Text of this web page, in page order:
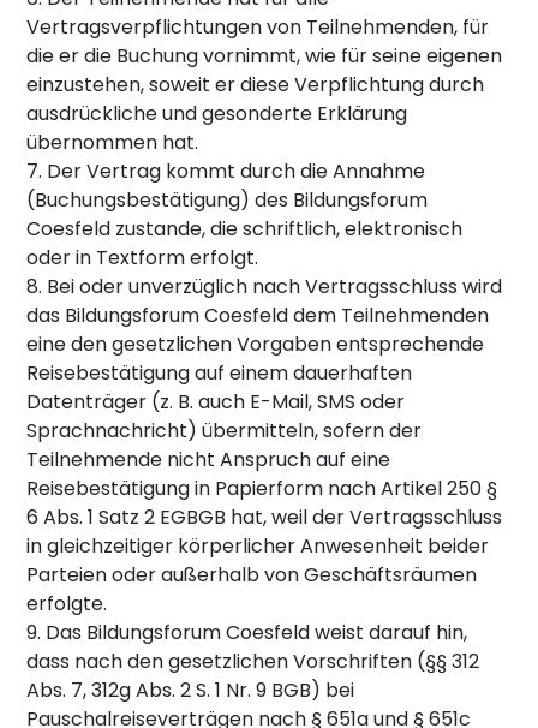
Vertragsverpflichtungen von Teilnehmenden, für
die er die Buchung vornimmt, wie für seine eigenen
einzustehen, soweit er diese Verpflichtung durch
ausdrückliche und gesonderte Erklärung
übernommen hat.
7. Der Vertrag kommt durch die Annahme
(Buchungsbestätigung) des Bildungsforum
Coesfeld zustande, die schriftlich, elektronisch
oder in Textform erfolgt.
8. Bei oder unverzüglich nach Vertragsschluss wird
das Bildungsforum Coesfeld dem Teilnehmenden
eine den gesetzlichen Vorgaben entsprechende
Reisebestätigung auf einem dauerhaften
Datenträger (z. B. auch E-Mail, SMS oder
Sprachnachricht) übermitteln, sofern der
Teilnehmende nicht Anspruch auf eine
Reisebestätigung in Papierform nach Artikel 250 §
6 Abs. 1 Satz 2 EGBGB hat, weil der Vertragsschluss
in gleichzeitiger körperlicher Anwesenheit beider
Parteien oder außerhalb von Geschäftsräumen
erfolgte.
9. Das Bildungsforum Coesfeld weist darauf hin,
dass nach den gesetzlichen Vorschriften (§§ 312
Abs. 7, 312g Abs. 2 S. 1 Nr. 9 BGB) bei
Pauschalreiseverträgen nach § 651a und § 651c